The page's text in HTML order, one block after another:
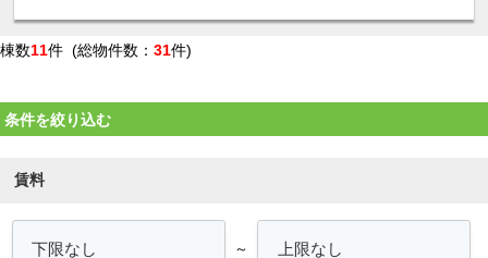
棟数11件 (総物件数： 31件)
条件を絞り込む
賃料
～